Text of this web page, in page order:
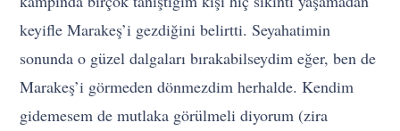
keyifle Marakeş’i gezdiğini belirtti. Seyahatimin
sonunda o güzel dalgaları bırakabilseydim eğer, ben de
Marakeş’i görmeden dönmezdim herhalde. Kendim
gidemesem de mutlaka görülmeli diyorum (zira